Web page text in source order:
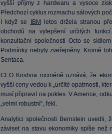
vyšší příjmy z hardwaru a vysoce
Předchozí cyklus rozmachu sálových
I když se
IBM
letos držela stranou
obchodů na vylepšení určitých
konzultační společnosti Octo se
Podmínky nebyly zveřejněny. Kromě
Sentaca.
CEO Krishna nicméně uznává, že
vyšší ceny vedou k „určité opatrnosti,
musí připravit na pokles. V Americe,
„velmi robustní“, řekl.
Analytici společnosti Bernstein uvedli,
záviset na stavu ekonomiky spíše než